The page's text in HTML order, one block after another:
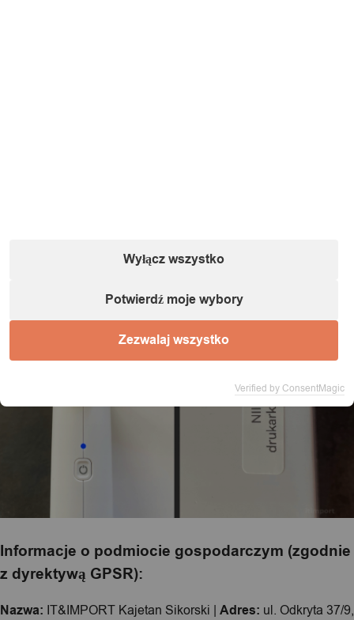
Informacje o podmiocie gospodarczym (zgodnie
z dyrektywą GPSR):
Nazwa: IT&IMPORT Kajetan Sikorski | Adres: ul. Odkryta 37/9,
Wyłącz wszystko
Potwierdź moje wybory
Zezwalaj wszystko
Verified by ConsentMagic